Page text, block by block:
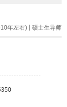
年左右) 硕士生导师